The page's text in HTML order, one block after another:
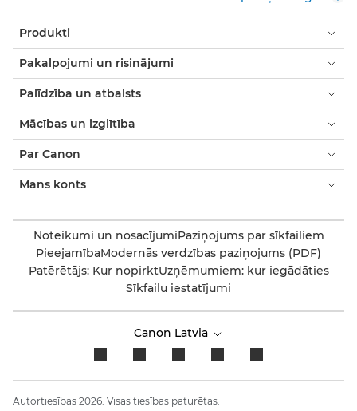
Produkti
Pakalpojumi un risinājumi
Palīdzība un atbalsts
Mācības un izglītība
Par Canon
Mans konts
Noteikumi un nosacījumiPaziņojums par sīkfailiem
PieejamībaModernās verdzības paziņojums (PDF)
Patērētājs: Kur nopirktUzņēmumiem: kur iegādāties
Sīkfailu iestatījumi
Canon Latvia
Autortiesības 2026. Visas tiesības paturētas.